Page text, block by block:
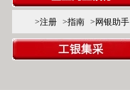
>注册 >指南 >网银助手